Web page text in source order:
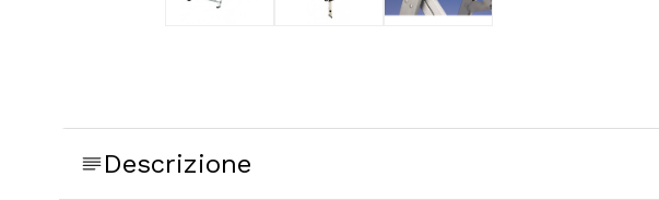
Descrizione